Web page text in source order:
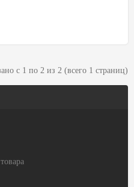
с 1 по 2 из 2 (всего 1 страниц)